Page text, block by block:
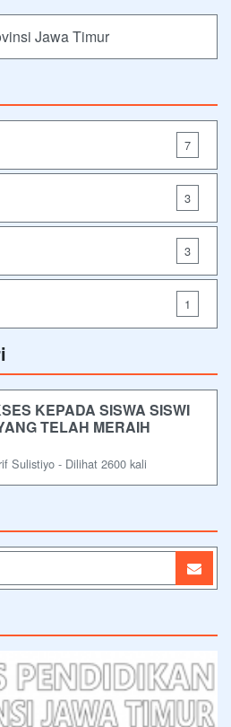
Jawa Timur
7
3
3
1
KEPADA SISWA SISWI
TELAH MERAIH
Sulistiyo - Dilihat 2600 kali